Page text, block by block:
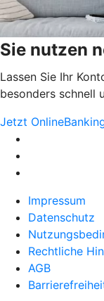
Sie nutzen
Lassen Sie Ihr
besonders schnell
Jetzt
Impressum
Datenschutz
Rechtliche
AGB